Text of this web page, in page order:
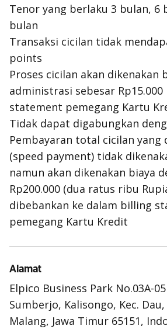
Tenor yang berlaku 3 bulan, 6
bulan
Transaksi cicilan tidak
points
Proses cicilan akan dikenakan
administrasi sebesar Rp15.000
statement pemegang Kartu
Tidak dapat digabungkan
Pembayaran total cicilan yang
(speed payment) tidak
namun akan dikenakan biaya
Rp200.000 (dua ratus ribu
dibebankan ke dalam billing
pemegang Kartu Kredit
Alamat
Elpico Business Park No.03A-
Sumberjo, Kalisongo, Kec.
Malang, Jawa Timur 65151,